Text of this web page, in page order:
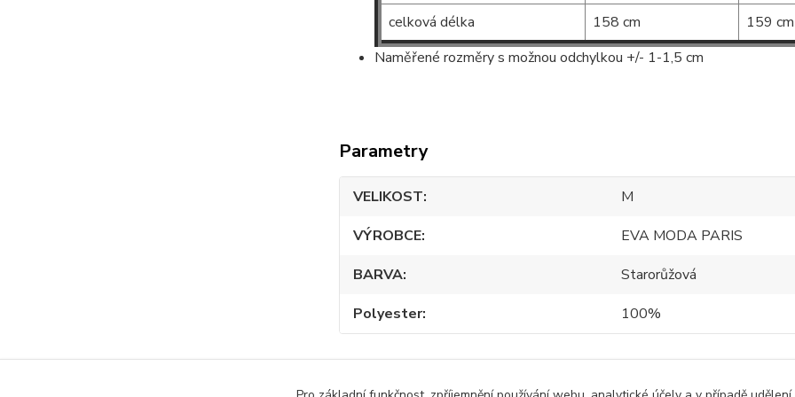
celková délka
158 cm 159 cm
Naměřené rozměry s možnou odchylkou +/- 1-1,5 cm
Parametry
VELIKOST
M
VÝROBCE
EVA MODA PARIS
BARVA
Starorůžová
Polyester
100%